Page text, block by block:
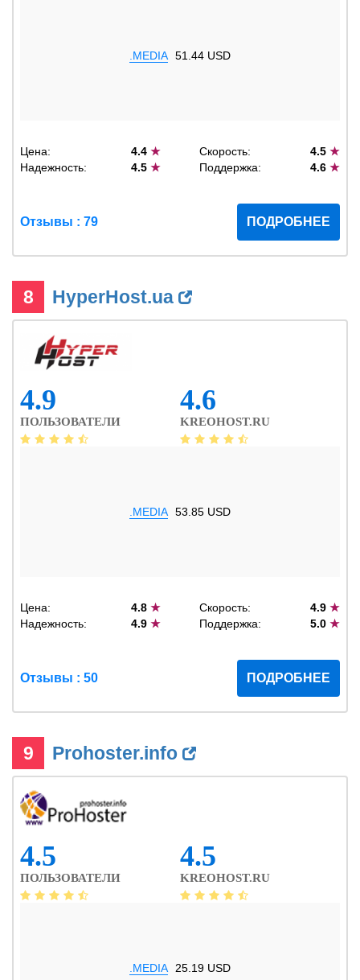
.MEDIA 51.44 USD
Цена: 4.4★ Скорость: 4.5 ★
Надежность:
4.5★ Поддержка: 4.6 ★
Отзывы : 79 ПОДРОБНЕЕ
8 HyperHost.ua
4.9
ПОЛЬЗОВАТЕЛИ
4.6
KREOHOST.RU
.MEDIA 53.85 USD
Цена: 4.8★ Скорость: 4.9 ★
Надежность:
4.9★ Поддержка: 5.0 ★
Отзывы : 50 ПОДРОБНЕЕ
9 Prohoster.info
4.5
ПОЛЬЗОВАТЕЛИ
4.5
KREOHOST.RU
.MEDIA 25.19 USD